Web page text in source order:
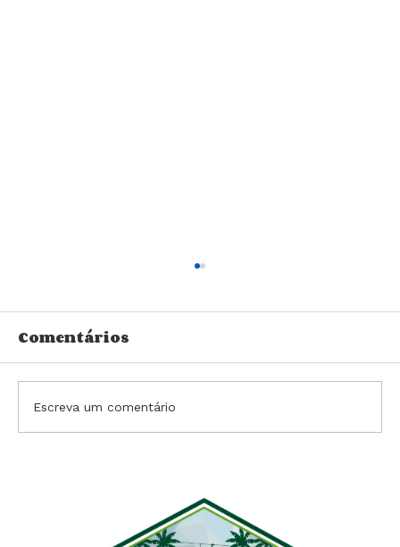
Desconecte-se do Virtual
no Adventure Eco Park
Comentários